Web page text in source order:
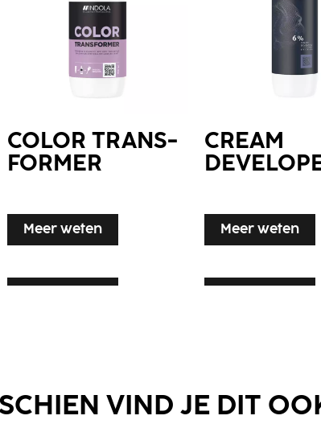
COLOR TRANS­
FORMER
Meer weten
CREAM
Meer weten
VIND JE DIT